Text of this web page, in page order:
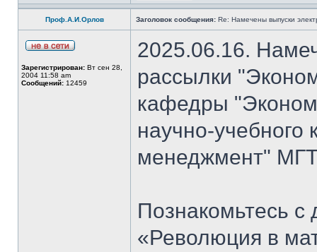
Проф.А.И.Орлов Заголовок сообщения: Re: Намечены выпуски
Зарегистрирован: Вт сен 28,
2004 11:58 am
Сообщений: 12459
2025.06.16.
рассылки
кафедры
научно-
менеджмент"
Познакомьтесь
«Революция в